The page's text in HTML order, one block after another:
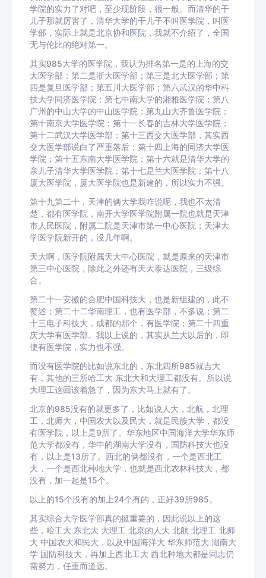
学院的实力了对吧，至少现阶段，很一般。而清华的干
儿子那就厉害了，清华大学的干儿子不叫医学院，叫医
学部，实际上就是北京协和医院，我就不介绍了，全国
无与伦比的绝对第一。
其实985大学的医学院，我认为排名第一是的上海的交
大医学部；第二是浙大医学部；第三是北大医学部；第
四是复旦医学部；第五川大医学部；第六武汉的华中科
技大学同济医学院；第七中南大学的湘雅医学院；第八
广州的中山大学的中山医学院；第九山大齐鲁医学院；
第十南京大学医学院；第十一长春的吉林大学医学院；
第十二武汉大学医学部；第十三西交大医学部，其实西
交大医学部说白了严重落后；第十四上海的同济大学医
学院；第十五东南大学医学院；第十六就是清华大学的
亲儿子清华大学医学院；第十七是兰大医学院；第十八
厦大医学院，厦大医学院也是新建的，所以实力不强。
第十九第二十，天津的俩大学我咋说呢，我也不太清
楚，都有医学院，南开大学医学院附属一院也就是天津
市人民医院，附属二院是天津市第一中心医院；天津大
学医学院新开的，没几年啊。
天大啊，医学院附属天大中心医院，就是原来的天津市
第三中心医院，除此之外还有天大泰达医院，三级综
合。
第二十一安徽的合肥中国科技大，也是新组建的，此不
赘述；第二十二华南理工，也有医学部，不多说；第二
十三电子科技大，成都的那个，有医学院；第二十四重
庆大学有医学部。我以上说的，其实从兰大以后的，即
便有医学院，实力也不强。
而没有医学院的比如说东北的，东北四所985就吉大
有，其他的三所哈工大 东北大和大理工都没有。所以说
大理工这回该着急了，因为东大马上就有了。
北京的985没有的就更多了，比如说人大，北航，北理
工，北师大，中国农大以及民大，就是民族大学，都没
有医学院，以上是9所了。华东地区中国海洋大学华东师
范大学都没有，华中的湖南大学没有，国防科技大也没
有，以上是13所了。西北的俩都没有，一个是西北工
大，一个是西北种地大学，也就是西北农林科技大，都
没有，加一起是15个。
以上的15个没有的加上24个有的，正好39所985。
其实综合大学医学部真的挺重要的，因此说以上的这
些，哈工大 东北大 大理工 北京的人大 北航 北理工 北师
大 中国农大和民大，以及中国海洋大 华东师范大 湖南大
学 国防科技大，再加上西北工大 西北种地大都是同志仍
需努力，任重而道远。